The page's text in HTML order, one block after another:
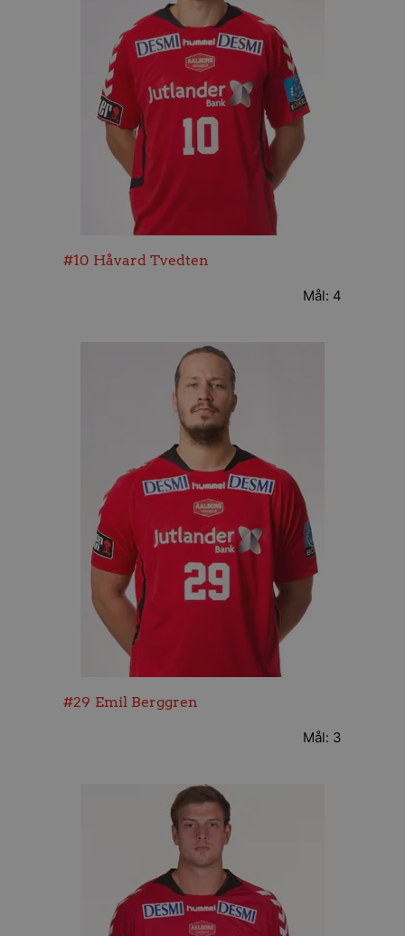
#10 Håvard Tvedten
Mål: 4
#29 Emil Berggren
Mål: 3